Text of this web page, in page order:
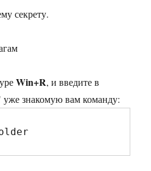
секрету.
Win+R, и введите в
знакомую вам команду: